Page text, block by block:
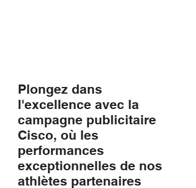
Plongez dans
l'excellence avec la
campagne publicitaire
Cisco, où les
performances
exceptionnelles de nos
athlètes partenaires